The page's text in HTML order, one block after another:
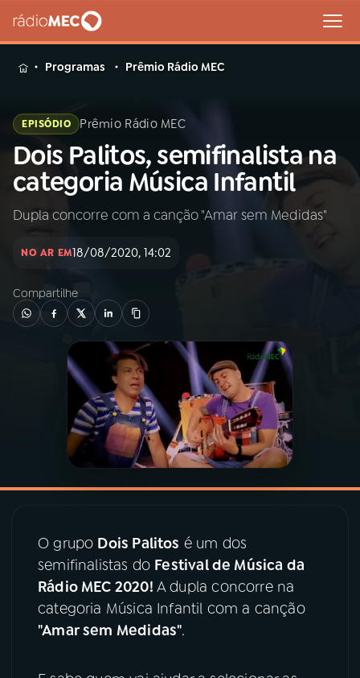
MENU
Buscar
na
Rádio
MEC
Buscar
01INÍCIO
A RÁDIO
PROGRAMAÇÃO
PROGRAMAS
VIDEOCASTS
07ÚLTIMAS
Programas Prêmio Rádio MEC
EPISÓDIO Prêmio Rádio MEC
Dois Palitos, semifinalista na
categoria Música Infantil
Dupla concorre com a canção "Amar sem Medidas"
NO AR EM18/08/2020, 14:02
Compartilhe
O grupo Dois Palitos é um dos
semifinalistas do Festival de Música da
Rádio MEC 2020! A dupla concorre na
categoria Música Infantil com a canção
"Amar sem Medidas".